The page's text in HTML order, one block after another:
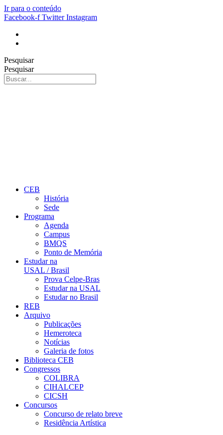
Ir para o conteúdo
Facebook-f Twitter Instagram
Pesquisar
Pesquisar
CEB
História
Sede
Programa
Agenda
Campus
BMQS
Ponto de Memória
Estudar na
USAL / Brasil
Prova Celpe-Bras
Estudar na USAL
Estudar no Brasil
REB
Arquivo
Publicações
Hemeroteca
Notícias
Galeria de fotos
Biblioteca CEB
Congressos
COLIBRA
CIHALCEP
CICSH
Concursos
Concurso de relato breve
Residência Artística